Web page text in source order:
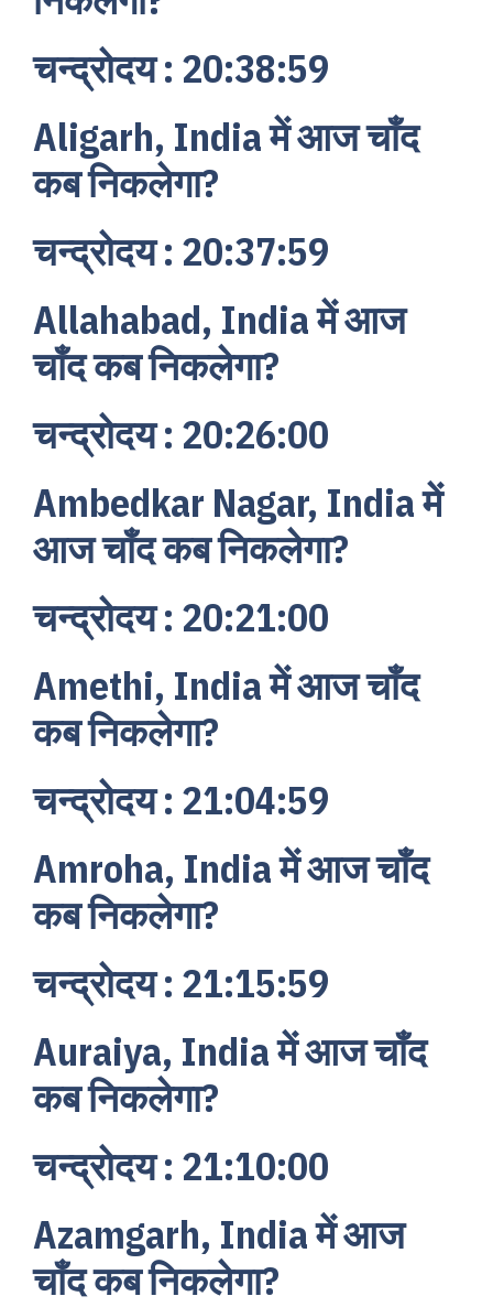
चन्द्रोदय : 20:38:59
Aligarh, India में आज चाँद
कब निकलेगा?
चन्द्रोदय : 20:37:59
Allahabad, India में आज
चाँद कब निकलेगा?
चन्द्रोदय : 20:26:00
Ambedkar Nagar, India में
आज चाँद कब निकलेगा?
चन्द्रोदय : 20:21:00
Amethi, India में आज चाँद
कब निकलेगा?
चन्द्रोदय : 21:04:59
Amroha, India में आज चाँद
कब निकलेगा?
चन्द्रोदय : 21:15:59
Auraiya, India में आज चाँद
कब निकलेगा?
चन्द्रोदय : 21:10:00
Azamgarh, India में आज
चाँद कब निकलेगा?